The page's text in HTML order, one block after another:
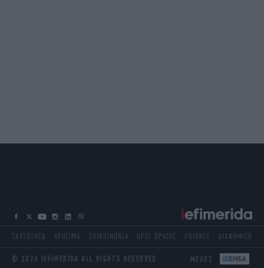
© 2026 IEFIMERIDA ALL RIGHTS RESERVED ΜΕΛΟΣ
ΤΑΥΤΟΤΗΤΑ ΧΡΗΣΙΜΑ ΕΠΙΚΟΙΝΩΝΙΑ ΟΡΟΙ ΧΡΗΣΗΣ PRIVACY ΔΙΑΦΗΜΙΣΗ